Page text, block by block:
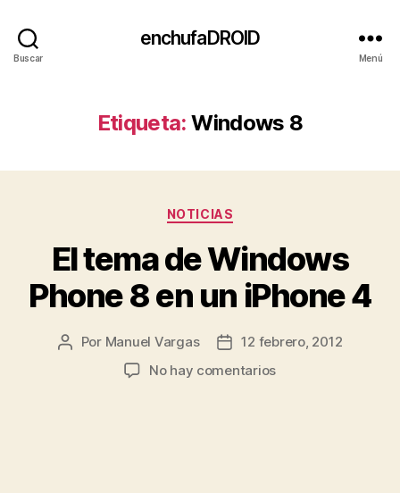
Buscar
enchufaDROID
Menú
Etiqueta: Windows 8
Categorías
NOTICIAS
El tema de Windows
Phone 8 en un iPhone 4
Autor
Por Manuel Vargas
Fecha12 febrero, 2012
No hay comentariosen